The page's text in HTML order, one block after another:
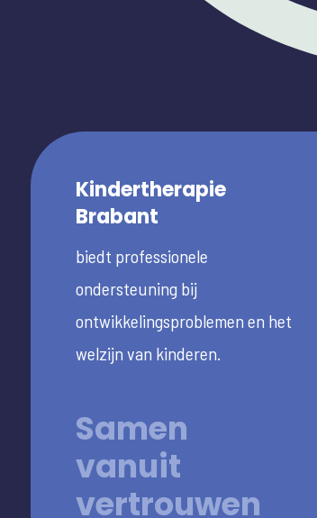
Kindertherapie
Brabant
biedt professionele
ondersteuning bij
ontwikkelingsproblemen en het
welzijn van kinderen.
Samen
vanuit
vertrouwen